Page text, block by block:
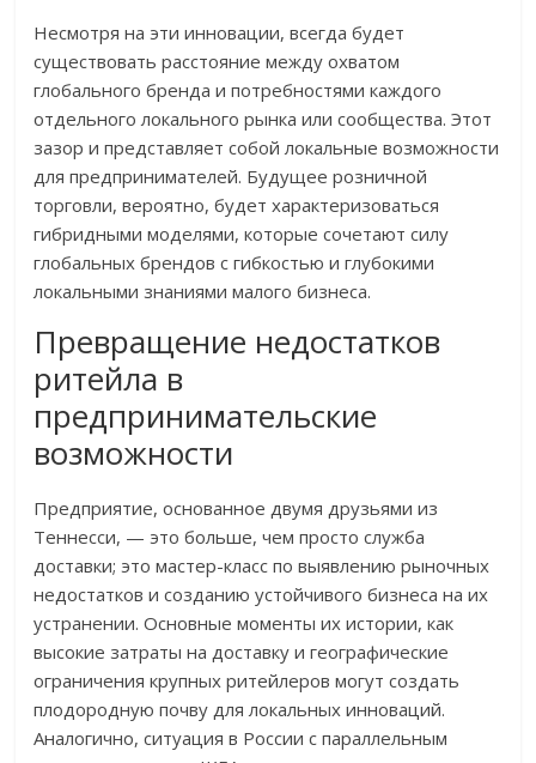
Несмотря на эти инновации, всегда будет
существовать расстояние между охватом
глобального бренда и потребностями каждого
отдельного локального рынка или сообщества. Этот
зазор и представляет собой локальные возможности
для предпринимателей. Будущее розничной
торговли, вероятно, будет характеризоваться
гибридными моделями, которые сочетают силу
глобальных брендов с гибкостью и глубокими
локальными знаниями малого бизнеса.
Превращение недостатков
ритейла в
предпринимательские
возможности
Предприятие, основанное двумя друзьями из
Теннесси, — это больше, чем просто служба
доставки; это мастер-класс по выявлению рыночных
недостатков и созданию устойчивого бизнеса на их
устранении. Основные моменты их истории, как
высокие затраты на доставку и географические
ограничения крупных ритейлеров могут создать
плодородную почву для локальных инноваций.
Аналогично, ситуация в России с параллельным